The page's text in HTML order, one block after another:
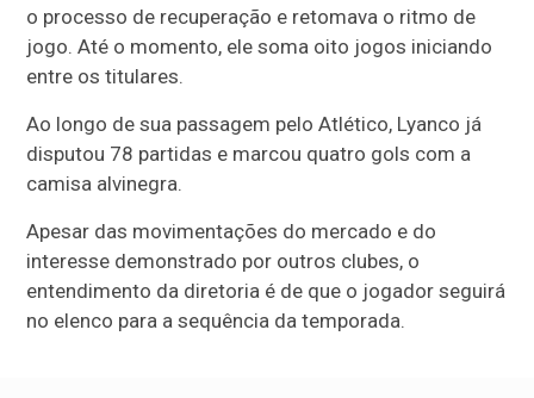
o processo de recuperação e retomava o ritmo de
jogo. Até o momento, ele soma oito jogos iniciando
entre os titulares.
Ao longo de sua passagem pelo Atlético, Lyanco já
disputou 78 partidas e marcou quatro gols com a
camisa alvinegra.
Apesar das movimentações do mercado e do
interesse demonstrado por outros clubes, o
entendimento da diretoria é de que o jogador seguirá
no elenco para a sequência da temporada.